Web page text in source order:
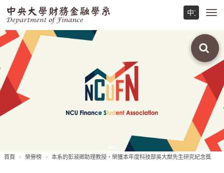
首頁 榮譽榜 本系的彭淑卿助理教授，榮獲本年度科技部吳大猷先生研究紀念獎